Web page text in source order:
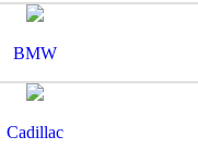
BMW
Cadillac